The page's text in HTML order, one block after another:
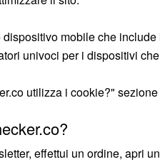
mobile che
univoci per i dispositivi
utilizza i cookie?"
effettui un ordine, apri